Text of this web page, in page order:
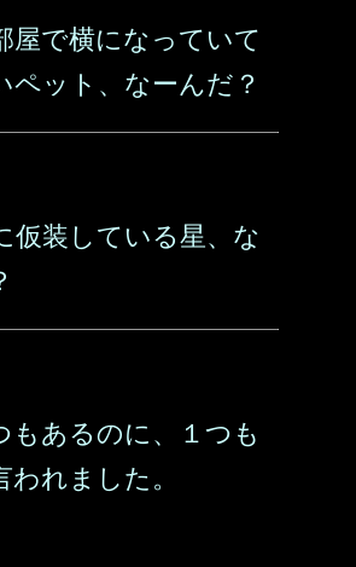
屋で横になっていて
ペット、なーんだ？
仮装している星、な
もあるのに、１つも
われました。